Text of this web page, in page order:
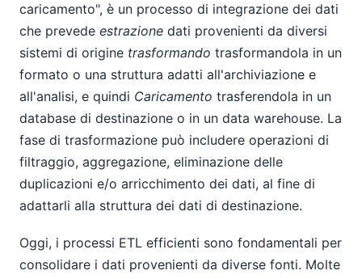
caricamento", è un processo di integrazione dei dati
che prevede estrazione dati provenienti da diversi
sistemi di origine trasformando trasformandola in un
formato o una struttura adatti all'archiviazione e
all'analisi, e quindi Caricamento trasferendola in un
database di destinazione o in un data warehouse. La
fase di trasformazione può includere operazioni di
filtraggio, aggregazione, eliminazione delle
duplicazioni e/o arricchimento dei dati, al fine di
adattarli alla struttura dei dati di destinazione.
Oggi, i processi ETL efficienti sono fondamentali per
consolidare i dati provenienti da diverse fonti. Molte